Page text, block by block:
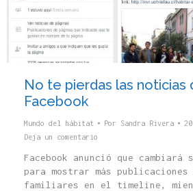
No te pierdas las noticias
Facebook
Mundo del hábitat Por Sandra Rivera
Deja un comentario
Facebook anunció que cambiará
para mostrar más publicaciones
familiares en el timeline,